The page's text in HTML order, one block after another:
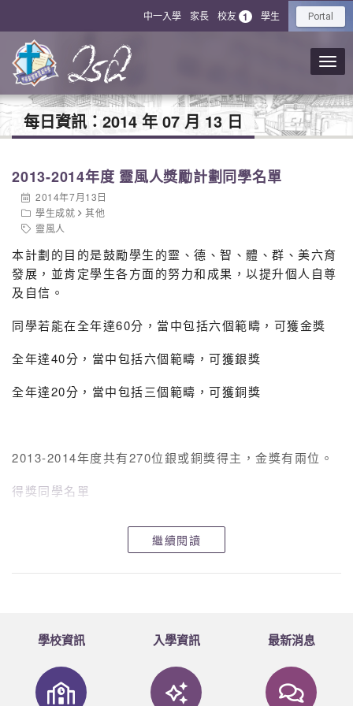
中一入學 家長 校友 1 學生 Portal
每日資訊： 2014 年 07 月 13 日
2013-2014年度 靈風人獎勵計劃同學名單
2014年7月13日
學生成就
其他
靈風人
本計劃的目的是鼓勵學生的靈、德、智、體、群、美六育
發展，並肯定學生各方面的努力和成果，以提升個人自尊
及自信。
同學若能在全年達60分，當中包括六個範疇，可獲金獎
全年達40分，當中包括六個範疇，可獲銀獎
全年達20分，當中包括三個範疇，可獲銅獎
2013-2014年度共有270位銀或銅獎得主，金獎有兩位。
得獎同學名單
繼續閱讀
學校資訊 入學資訊 最新消息